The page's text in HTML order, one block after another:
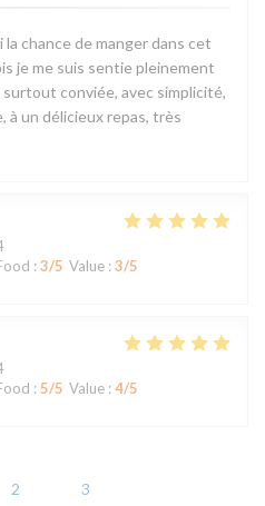
chance de manger dans cet
je me suis sentie pleinement
conviée, avec simplicité,
à un délicieux repas, très
: 3/5 Value : 3/5
: 5/5 Value : 4/5
2 3